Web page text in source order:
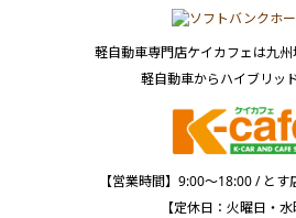
軽自動車専門店ケイカフェは九
軽自動車からハイブリッ
【営業時間】9:00～18:00 / と
【定休日：火曜日・水